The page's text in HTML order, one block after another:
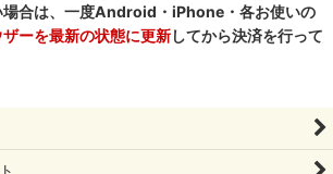
場合は、一度Android・iPhone・各お使いの
ーを最新の状態に更新してから決済を行って